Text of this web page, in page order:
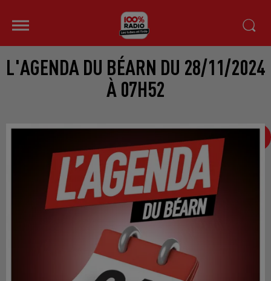
L'AGENDA DU BÉARN DU 28/11/2024
À 07H52